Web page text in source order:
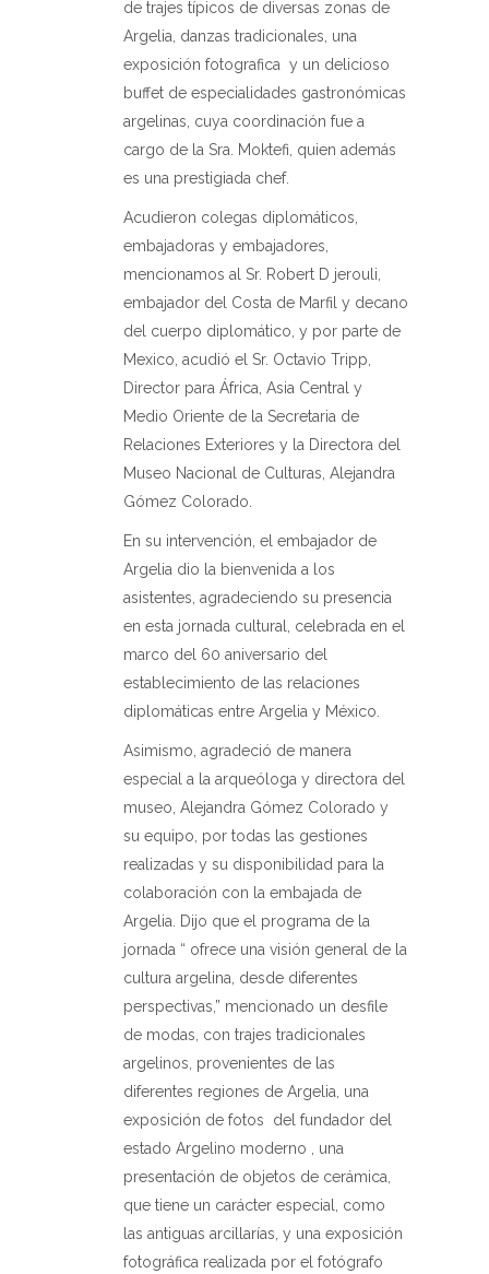
de trajes típicos de diversas zonas de
Argelia, danzas tradicionales, una
exposición fotografica y un delicioso
buffet de especialidades gastronómicas
argelinas, cuya coordinación fue a
cargo de la Sra. Moktefi, quien además
es una prestigiada chef.
Acudieron colegas diplomáticos,
embajadoras y embajadores,
mencionamos al Sr. Robert D jerouli,
embajador del Costa de Marfil y decano
del cuerpo diplomático, y por parte de
Mexico, acudió el Sr. Octavio Tripp,
Director para África, Asia Central y
Medio Oriente de la Secretaria de
Relaciones Exteriores y la Directora del
Museo Nacional de Culturas, Alejandra
Gómez Colorado.
En su intervención, el embajador de
Argelia dio la bienvenida a los
asistentes, agradeciendo su presencia
en esta jornada cultural, celebrada en el
marco del 60 aniversario del
establecimiento de las relaciones
diplomáticas entre Argelia y México.
Asimismo, agradeció de manera
especial a la arqueóloga y directora del
museo, Alejandra Gómez Colorado y
su equipo, por todas las gestiones
realizadas y su disponibilidad para la
colaboración con la embajada de
Argelia. Dijo que el programa de la
jornada “ ofrece una visión general de la
cultura argelina, desde diferentes
perspectivas,” mencionado un desfile
de modas, con trajes tradicionales
argelinos, provenientes de las
diferentes regiones de Argelia, una
exposición de fotos
del fundador del
estado Argelino moderno , una
presentación de objetos de cerámica,
que tiene un carácter especial, como
las antiguas arcillarías, y una exposición
fotográfica realizada por el fotógrafo